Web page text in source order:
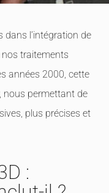
dans l’intégration de
traitements
années 2000, cette
nous permettant de
plus précises et
: